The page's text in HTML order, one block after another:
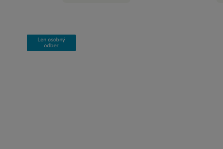
Len osobný
odber